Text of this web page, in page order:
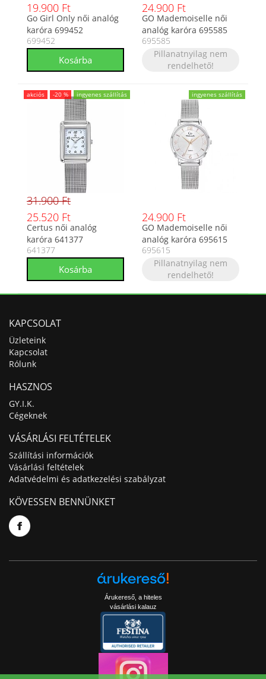
19.900 Ft
Go Girl Only női analóg
karóra 699452
699452
24.900 Ft
GO Mademoiselle női
analóg karóra 695585
695585
Pillanatnyilag nem
rendelhető!
akciós -20 % ingyenes szállítás
31.900 Ft
25.520 Ft
Certus női analóg
karóra 641377
641377
ingyenes szállítás
24.900 Ft
GO Mademoiselle női
analóg karóra 695615
695615
Pillanatnyilag nem
rendelhető!
KAPCSOLAT
Üzleteink
Kapcsolat
Rólunk
HASZNOS
GY.I.K.
Cégeknek
VÁSÁRLÁSI FELTÉTELEK
Szállítási információk
Vásárlási feltételek
Adatvédelmi és adatkezelési szabályzat
KÖVESSEN BENNÜNKET
Árukereső, a hiteles
vásárlási kalauz